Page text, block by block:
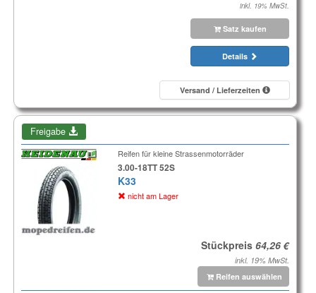
inkl. 19% MwSt.
Satz kaufen
Details
Versand / Lieferzeiten
Freigabe
Reifen für kleine Strassenmotorräder
3.00-18TT 52S
K33
nicht am Lager
Stückpreis
inkl. 19% MwSt.
Reifen auswählen